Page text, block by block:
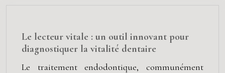
Le lecteur vitale : un outil innovant pour
diagnostiquer la vitalité dentaire
Le traitement endodontique, communément